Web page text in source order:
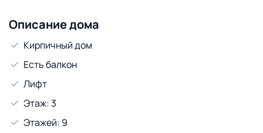
бюджет.
За каждого следующего гостя + 20 р
Описание дома
Кирпичный дом
Есть балкон
Лифт
Этаж: 3
Этажей: 9